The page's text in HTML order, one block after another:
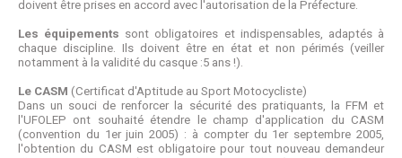
doivent être prises en accord avec l'autorisation de la Préfecture.
Les équipements sont obligatoires et indispensables, adaptés à
chaque discipline. Ils doivent être en état et non périmés (veiller
notamment à la validité du casque :5 ans !).
Le CASM (Certificat d'Aptitude au Sport Motocycliste)
Dans un souci de renforcer la sécurité des pratiquants, la FFM et
l'UFOLEP ont souhaité étendre le champ d'application du CASM
(convention du 1er juin 2005) : à compter du 1er septembre 2005,
l'obtention du CASM est obligatoire pour tout nouveau demandeur